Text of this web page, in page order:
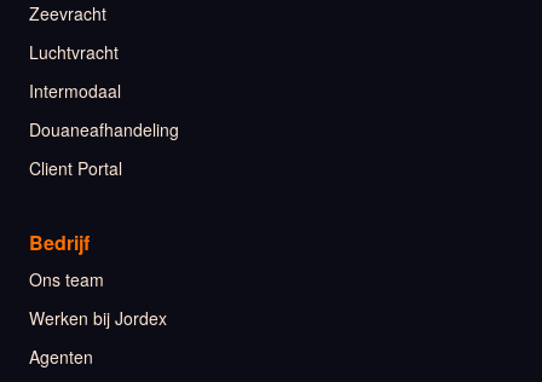
Zeevracht
Luchtvracht
Intermodaal
Douaneafhandeling
Client Portal
Bedrijf
Ons team
Werken bij Jordex
Agenten